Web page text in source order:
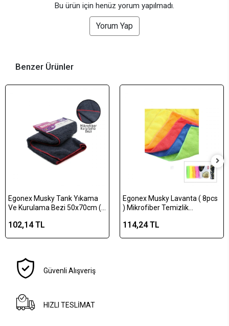
Bu ürün için henüz yorum yapılmadı.
Yorum Yap
Benzer Ürünler
Egonex Musky Tank Yıkama
Ve Kurulama Bezi 50x70cm (
)*20x8
102,14 TL
Egonex Musky Lavanta ( 8pcs
) Mikrofiber Temizlik
114,24 TL
Güvenli Alışveriş
HIZLI TESLİMAT